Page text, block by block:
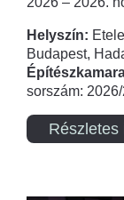
Helyszín:
Budapest,
sorszám:
Részletes